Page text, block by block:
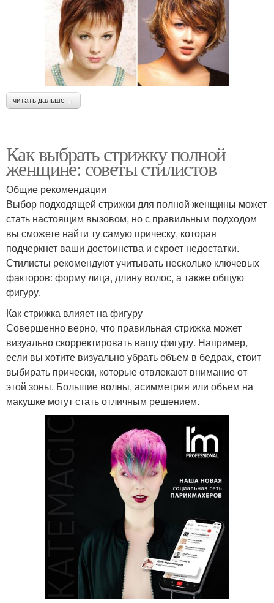
читать дальше →
Как выбрать стрижку полной
женщине: советы стилистов
Общие рекомендации
Выбор подходящей стрижки для полной женщины может
стать настоящим вызовом, но с правильным подходом
вы сможете найти ту самую прическу, которая
подчеркнет ваши достоинства и скроет недостатки.
Стилисты рекомендуют учитывать несколько ключевых
факторов: форму лица, длину волос, а также общую
фигуру.
Как стрижка влияет на фигуру
Совершенно верно, что правильная стрижка может
визуально скорректировать вашу фигуру. Например,
если вы хотите визуально убрать объем в бедрах, стоит
выбирать прически, которые отвлекают внимание от
этой зоны. Большие волны, асимметрия или объем на
макушке могут стать отличным решением.